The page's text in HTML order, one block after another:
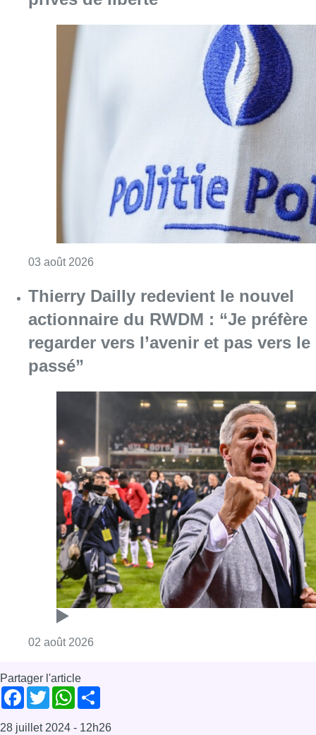
03 août 2026
Thierry Dailly redevient le nouvel
actionnaire du RWDM : “Je préfère
regarder vers l’avenir et pas vers le
passé”
02 août 2026
Partager l'article
Facebook
TwitterWhatsApp
28 juillet 2024 - 12h26